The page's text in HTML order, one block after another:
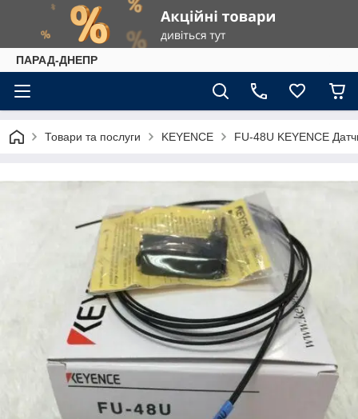
ПАРАД-ДНЕПР
Товари та послуги KEYENCE FU-48U KEYENCE